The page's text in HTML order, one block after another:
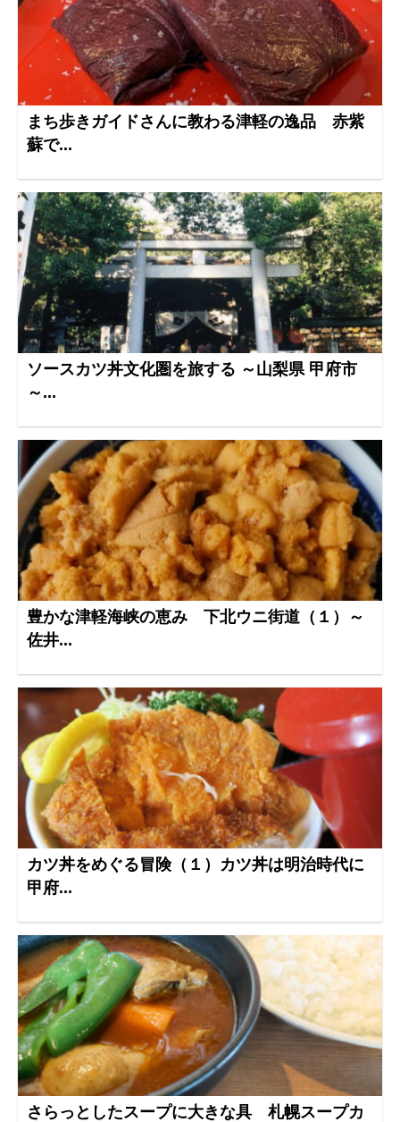
まち歩きガイドさんに教わる津軽の逸品 赤紫
蘇で...
ソースカツ丼文化圏を旅する ～山梨県 甲府市
～...
豊かな津軽海峡の恵み 下北ウニ街道（１）～
佐井...
カツ丼をめぐる冒険（１）カツ丼は明治時代に
甲府...
さらっとしたスープに大きな具 札幌スープカ